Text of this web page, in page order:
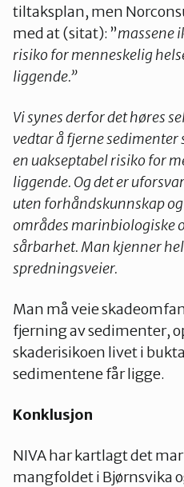
tiltaksplan, men
med at (sitat): ”massene
risiko for menneskelig
liggende.”
Vi synes derfor det høres
vedtar å fjerne
en uakseptabel risiko for
liggende. Og det er
uten forhåndskunnskap
områdes marinbiologiske
sårbarhet. Man kjenner
spredningsveier.
Man må veie
fjerning av sedimenter,
skaderisikoen livet i
sedimentene får ligge.
Konklusjon
NIVA har kartlagt det
mangfoldet i Bjørnsvika